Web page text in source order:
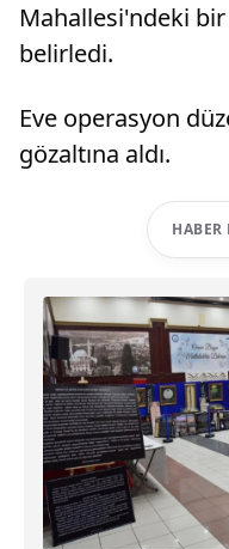
Mahallesi'ndeki bir
belirledi.
Eve operasyon
gözaltına aldı.
HABER